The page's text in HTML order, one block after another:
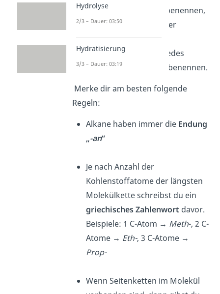
Um Alkane einheitlich zu benennen,
gibt es feste Regeln. Mit der
Nomenklaturkannst du jedes
beliebige Alkan eindeutig benennen.
Merke dir am besten folgende
Regeln:
Alkane haben immer die Endung
„-an“
Je nach Anzahl der
Kohlenstoffatome der längsten
Molekülkette schreibst du ein
griechisches Zahlenwort davor.
Beispiele: 1 C-Atom → Meth-, 2 C-
Atome → Eth-, 3 C-Atome →
Prop-
Wenn Seitenketten im Molekül
Hydrolyse
2/3 – Dauer: 03:50
Hydratisierung
3/3 – Dauer: 03:19